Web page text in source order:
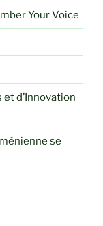
Your Voice
et d’Innovation
se